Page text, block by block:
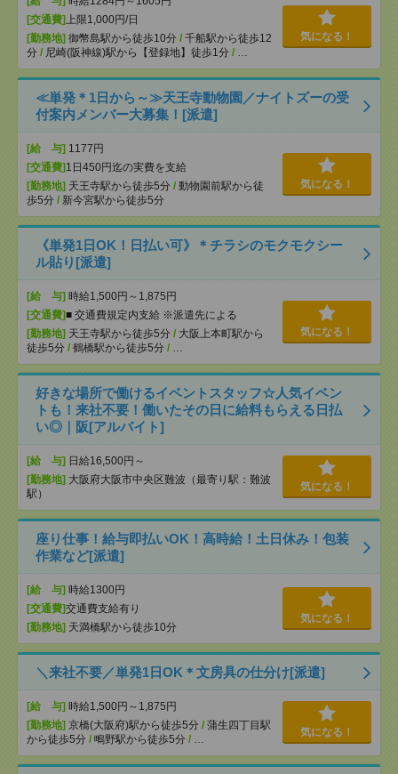
[交通費] 上限1,000円/日
[勤務地] 御幣島駅から徒歩10分 / 千船駅から徒歩12
分 / 尼崎(阪神線)駅から【登録地】徒歩1分 / …
気になる！
≪単発＊1日から～≫天王寺動物園／ナイトズーの受
付案内メンバー大募集！[派遣]
[給 与] 1177円
[交通費] 1日450円迄の実費を支給
[勤務地] 天王寺駅から徒歩5分 / 動物園前駅から徒
歩5分 / 新今宮駅から徒歩5分
気になる！
《単発1日OK！日払い可》＊チラシのモクモクシー
ル貼り[派遣]
[給 与] 時給1,500円～1,875円
[交通費]■ 交通費規定内支給 ※派遣先による
[勤務地] 天王寺駅から徒歩5分 / 大阪上本町駅から
徒歩5分 / 鶴橋駅から徒歩5分 / …
気になる！
好きな場所で働けるイベントスタッフ☆人気イベン
トも！来社不要！働いたその日に給料もらえる日払
い◎｜阪[アルバイト]
[給 与] 日給16,500円～
[勤務地] 大阪府大阪市中央区難波（最寄り駅：難波
駅）
気になる！
座り仕事！給与即払いOK！高時給！土日休み！包装
作業など[派遣]
[給 与] 時給1300円
[交通費]交通費支給有り
[勤務地] 天満橋駅から徒歩10分
気になる！
＼来社不要／単発1日OK＊文房具の仕分け[派遣]
[給 与] 時給1,500円～1,875円
[勤務地] 京橋(大阪府)駅から徒歩5分 / 蒲生四丁目駅
から徒歩5分 / 鴫野駅から徒歩5分 / …
気になる！